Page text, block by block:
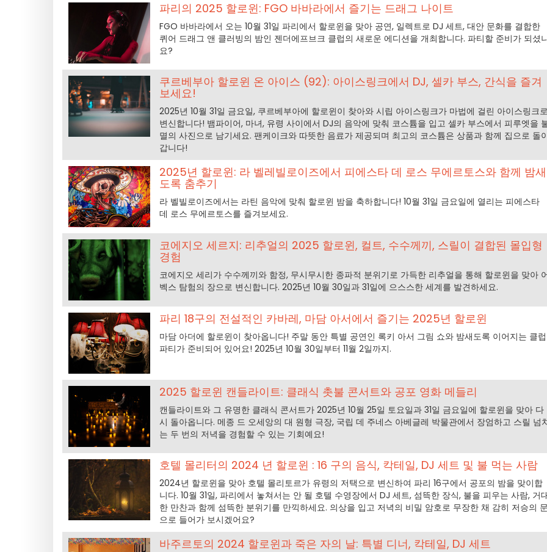
파리의 2025 할로윈: FGO 바바라에서 즐기는 드래그 나이트
FGO 바바라에서 오는 10월 31일 파리에서 할로윈을 맞아 공연, 일렉트로 DJ 세트, 대안 문화를 결합한
퀴어 드래그 앤 클러빙의 밤인 젠더에프브크 클럽의 새로운 에디션을 개최합니다. 파티할 준비가 되셨
요?
쿠르베부아 할로윈 온 아이스 (92): 아이스링크에서 DJ, 셀카 부스, 간식을 즐겨
보세요!
2025년 10월 31일 금요일, 쿠르베부아에 할로윈이 찾아와 시립 아이스링크가 마법에 걸린 아이스링크
변신합니다! 뱀파이어, 마녀, 유령 사이에서 DJ의 음악에 맞춰 코스튬을 입고 셀카 부스에서 피루엣을
멸의 사진으로 남기세요. 팬케이크와 따뜻한 음료가 제공되며 최고의 코스튬은 상품과 함께 집으로 돌
갑니다!
2025년 할로윈: 라 벨레빌로이즈에서 피에스타 데 로스 무에르토스와 함께 밤새
도록 춤추기
라 벨빌로이즈에서는 라틴 음악에 맞춰 할로윈 밤을 축하합니다! 10월 31일 금요일에 열리는 피에스타
데 로스 무에르토스를 즐겨보세요.
코에지오 세르지: 리추얼의 2025 할로윈, 컬트, 수수께끼, 스릴이 결합된 몰입형
경험
코에지오 세리가 수수께끼와 함정, 무시무시한 종파적 분위기로 가득한 리추얼을 통해 할로윈을 맞아
벡스 탐험의 장으로 변신합니다. 2025년 10월 30일과 31일에 으스스한 세계를 발견하세요.
파리 18구의 전설적인 카바레, 마담 아서에서 즐기는 2025년 할로윈
마담 아더에 할로윈이 찾아옵니다! 주말 동안 특별 공연인 록키 아서 그림 쇼와 밤새도록 이어지는 클럽
파티가 준비되어 있어요! 2025년 10월 30일부터 11월 2일까지.
2025 할로윈 캔들라이트: 클래식 촛불 콘서트와 공포 영화 메들리
캔들라이트와 그 유명한 클래식 콘서트가 2025년 10월 25일 토요일과 31일 금요일에 할로윈을 맞아 다
시 돌아옵니다. 메종 드 오세앙의 대 원형 극장, 국립 데 주네스 아베글레 박물관에서 장엄하고 스릴 넘
는 두 번의 저녁을 경험할 수 있는 기회예요!
호텔 몰리터의 2024 년 할로윈 : 16 구의 음식, 칵테일, DJ 세트 및 불 먹는 사람
2024년 할로윈을 맞아 호텔 몰리토르가 유령의 저택으로 변신하여 파리 16구에서 공포의 밤을 맞이합
니다. 10월 31일, 파리에서 놓쳐서는 안 될 호텔 수영장에서 DJ 세트, 섬뜩한 장식, 불을 피우는 사람, 거
한 만찬과 함께 섬뜩한 분위기를 만끽하세요. 의상을 입고 저녁의 비밀 암호로 무장한 채 감히 저승의
으로 들어가 보시겠어요?
바주르토의 2024 할로윈과 죽은 자의 날: 특별 디너, 칵테일, DJ 세트